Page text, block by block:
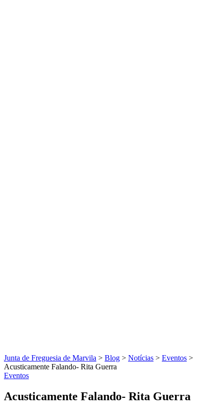
Junta de Freguesia de Marvila > Blog > Notícias > Eventos >
Acusticamente Falando- Rita Guerra
Eventos
Acusticamente Falando- Rita Guerra